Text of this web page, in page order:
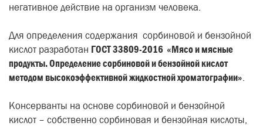
негативное действие на организм человека.
Для определения содержания сорбиновой и бензойной
кислот разработан ГОСТ 33809-2016 «Мясо и мясные
продукты. Определение сорбиновой и бензойной кислот
методом высокоэффективной жидкостной хроматографии».
Консерванты на основе сорбиновой и бензойной
кислот – собственно сорбиновая и бензойная кислоты,